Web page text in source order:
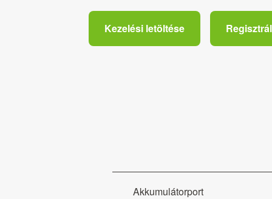
Kezelési letöltése
Akkumulátorport